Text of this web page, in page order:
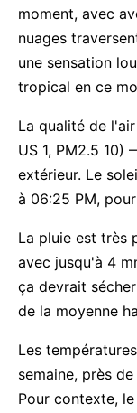
moment, avec
nuages
une sensation
tropical en ce
La qualité de
US 1, PM2.5
extérieur. Le
à 06:25 PM,
La pluie est très
avec jusqu'à 4
ça devrait
de la moyenne
Les
semaine, près
Pour contexte,